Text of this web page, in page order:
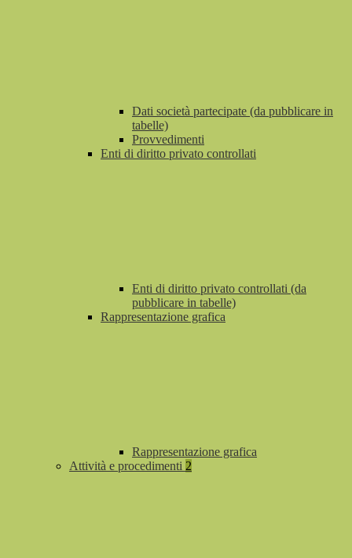
Dati società partecipate (da pubblicare in
tabelle)
Provvedimenti
Enti di diritto privato controllati
Enti di diritto privato controllati (da
pubblicare in tabelle)
Rappresentazione grafica
Rappresentazione grafica
Attività e procedimenti 2